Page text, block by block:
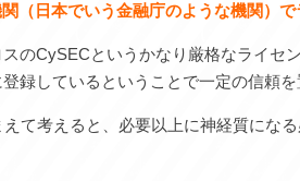
（日本でいう金融庁のような機関）
のCySECというかなり厳格なライセ
録しているということで一定の信頼を
て考えると、必要以上に神経質になる